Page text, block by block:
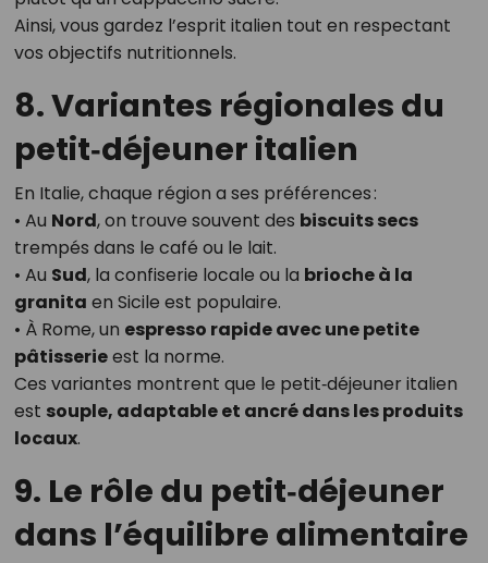
Ainsi, vous gardez l’esprit italien tout en respectant
vos objectifs nutritionnels.
8. Variantes régionales du
petit‑déjeuner italien
En Italie, chaque région a ses préférences :
• Au Nord, on trouve souvent des biscuits secs
trempés dans le café ou le lait.
• Au Sud, la confiserie locale ou la brioche à la
granita en Sicile est populaire.
• À Rome, un espresso rapide avec une petite
pâtisserieest la norme.
Ces variantes montrent que le petit‑déjeuner italien
est souple, adaptable et ancré dans les produits
locaux.
9. Le rôle du petit‑déjeuner
dans l’équilibre alimentaire